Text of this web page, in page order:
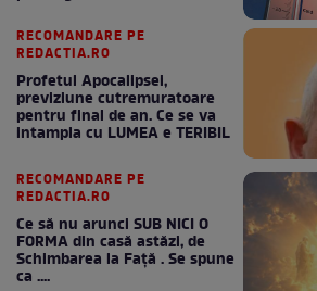
RECOMANDARE PE
REDACTIA.RO
Profetul Apocalipsei,
previziune cutremuratoare
pentru final de an. Ce se va
intampla cu LUMEA e TERIBIL
RECOMANDARE PE
REDACTIA.RO
Ce să nu arunci SUB NICI O
FORMA din casă astăzi, de
Schimbarea la Față . Se spune
ca ....